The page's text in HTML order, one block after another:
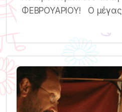
ΦΕΒΡΟΥΑΡΙΟΥ! Ο